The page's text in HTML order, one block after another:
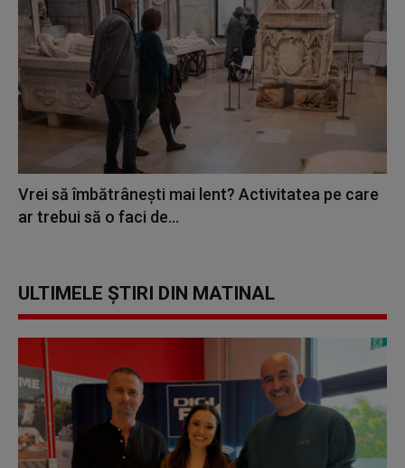
Vrei să îmbătrânești mai lent? Activitatea pe care
ar trebui să o faci de...
ULTIMELE ȘTIRI DIN MATINAL